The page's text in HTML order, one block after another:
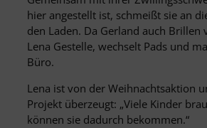
hier angestellt ist, schmeißt sie an
den Laden. Da Gerland auch Brillen
Lena Gestelle, wechselt Pads und
Büro.
Lena ist von der Weihnachtsaktion
Projekt überzeugt: „Viele Kinder
können sie dadurch bekommen.“